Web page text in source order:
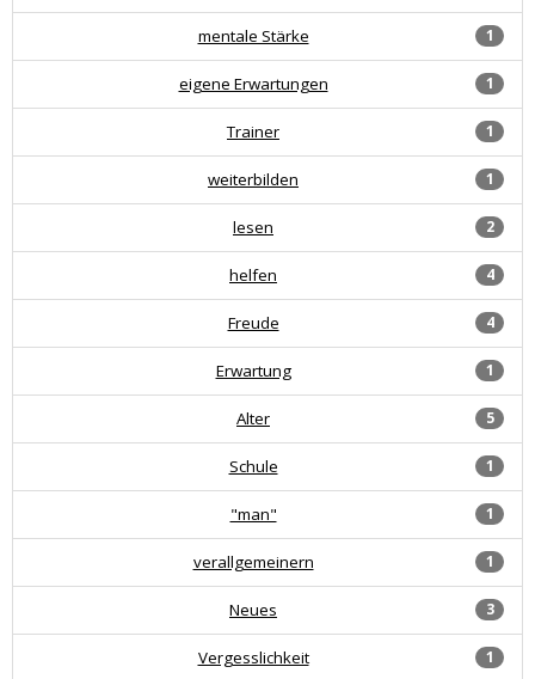
1
mentale Stärke
1
eigene Erwartungen
1
Trainer
1
weiterbilden
2
lesen
4
helfen
4
Freude
1
Erwartung
5
Alter
1
Schule
1
"man"
1
verallgemeinern
3
Neues
1
Vergesslichkeit